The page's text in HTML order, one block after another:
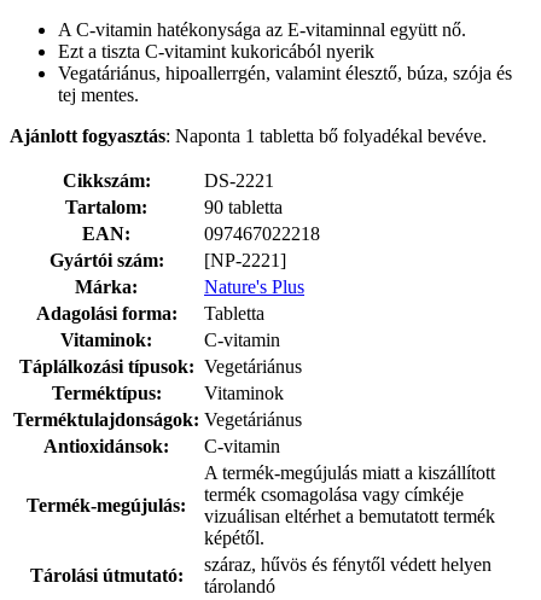
A C-vitamin hatékonysága az E-vitaminnal együtt nő.
Ezt a tiszta C-vitamint kukoricából nyerik
Vegatáriánus, hipoallerrgén, valamint élesztő, búza, szója és
tej mentes.
Ajánlott fogyasztás: Naponta 1 tabletta bő folyadékal bevéve.
Cikkszám:
DS-2221
Tartalom:
90 tabletta
EAN:
097467022218
Gyártói szám:
[NP-2221]
Márka:
Nature's Plus
Adagolási forma:
Tabletta
Vitaminok:
C-vitamin
Táplálkozási típusok: Vegetáriánus
Terméktípus:
Vitaminok
Terméktulajdonságok: Vegetáriánus
Antioxidánsok:
C-vitamin
Termék-megújulás:
A termék-megújulás miatt a kiszállított
termék csomagolása vagy címkéje
vizuálisan eltérhet a bemutatott termék
képétől.
Tárolási útmutató:
száraz, hűvös és fénytől védett helyen
tárolandó